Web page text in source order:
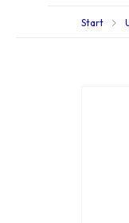
Start